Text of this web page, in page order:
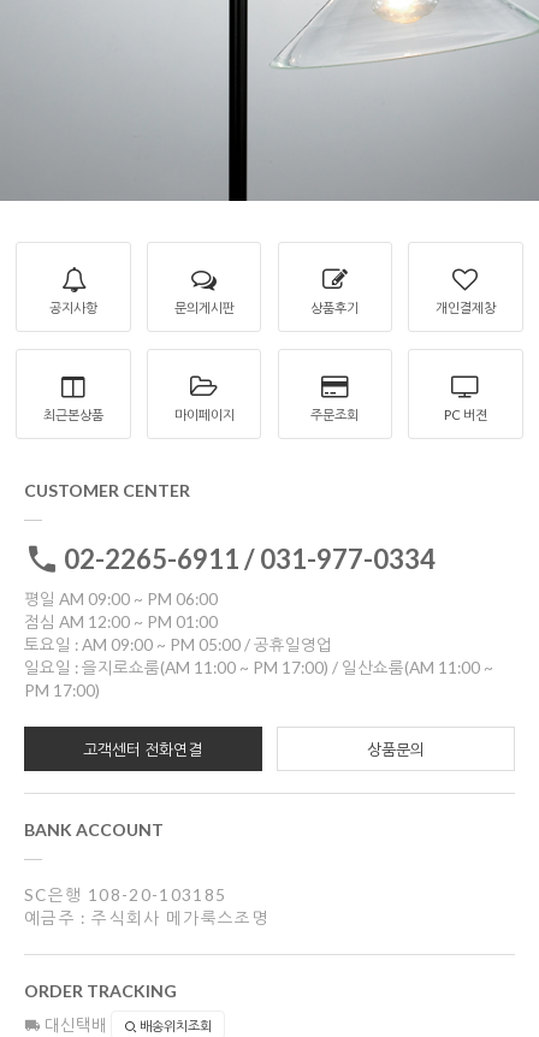
공지사항 문의게시판 상품후기 개인결제창
최근본상품 마이페이지 주문조회 PC 버젼
CUSTOMER CENTER
02-2265-6911 / 031-977-0334
평일 AM 09:00 ~ PM 06:00
점심 AM 12:00 ~ PM 01:00
토요일 : AM 09:00 ~ PM 05:00 / 공휴일영업
일요일 : 을지로쇼룸(AM 11:00 ~ PM 17:00) / 일산쇼룸(AM 11:00 ~
PM 17:00)
고객센터 전화연결 상품문의
BANK ACCOUNT
SC은행 108-20-103185
예금주 : 주식회사 메가룩스조명
ORDER TRACKING
대신택배 배송위치조회